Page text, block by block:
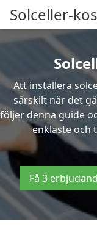
Solceller-
Att installera
särskilt när det
följer denna guide
enklaste och
Få 3